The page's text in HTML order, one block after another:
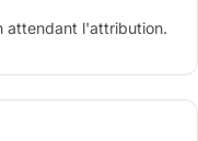
attendant l'attribution.